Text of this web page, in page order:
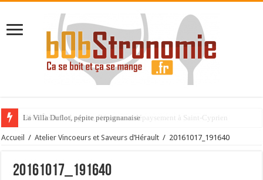
La Villa Duflot, pépite perpignanaise
Accueil / Atelier Vincoeurs et Saveurs d’Hérault / 20161017_191640
20161017_191640